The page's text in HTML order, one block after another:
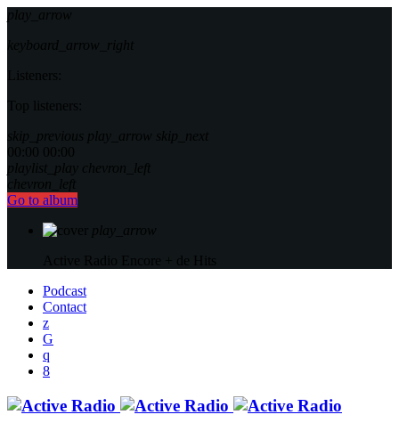
play_arrow
keyboard_arrow_right
Listeners:
Top listeners:
skip_previous play_arrow skip_next
00:00 00:00
playlist_play chevron_left
chevron_left
Go to album
play_arrow
Active Radio Encore + de Hits
Podcast
Contact